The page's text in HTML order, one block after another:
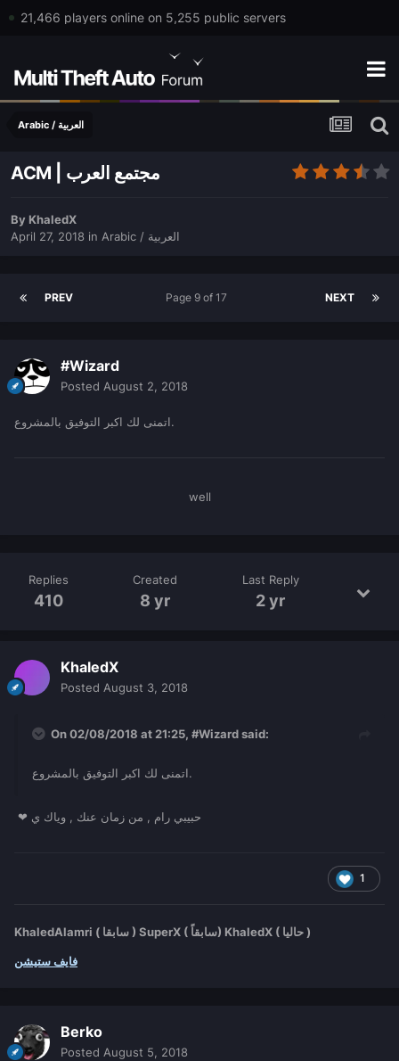
21,466 players online on 5,255 public servers
Arabic / العربية
ACM | مجتمع العرب
By KhaledX
April 27, 2018 in Arabic / العربية
PREV NEXT
Page 9 of 17
#Wizard
Posted August 2, 2018
اتمنى لك اكبر التوفيق بالمشروع.
well
Replies
410
Created
8 yr
Last Reply
2 yr
KhaledX
Posted August 3, 2018
On 02/08/2018 at 21:25, #Wizardsaid:
اتمنى لك اكبر التوفيق بالمشروع.
❤ حبيبي رام , من زمان عنك , وياك ي
1
KhaledAlamri ( سابقا ) SuperX ( سابقاً) KhaledX ( حاليا )
فايف ستيشن
Berko
Posted August 5, 2018